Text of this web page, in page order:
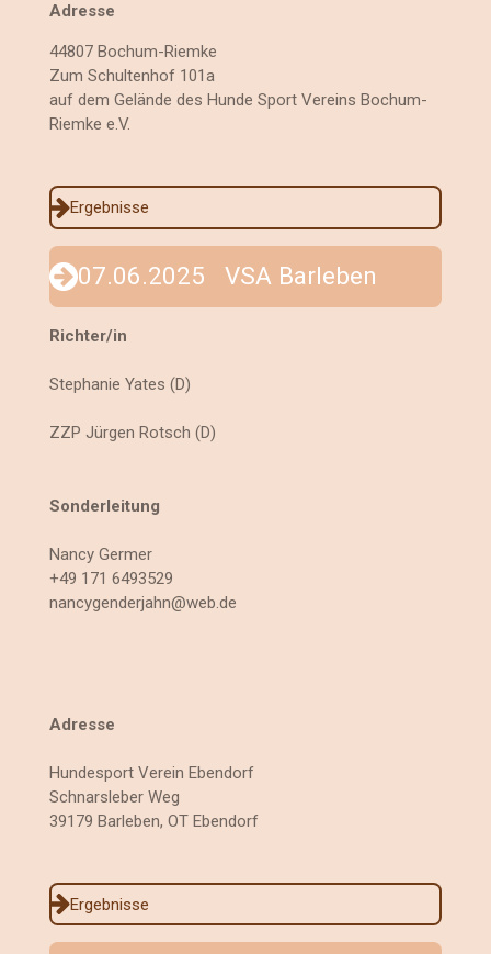
Adresse
44807 Bochum-Riemke
Zum Schultenhof 101a
auf dem Gelände des Hunde Sport Vereins Bochum-
Riemke e.V.
Ergebnisse
07.06.2025 VSA Barleben
Richter/in
Stephanie Yates (D)
ZZP Jürgen Rotsch (D)
Sonderleitung
Nancy Germer
+49 171 6493529
nancygenderjahn@web.de
Adresse
Hundesport Verein Ebendorf
Schnarsleber Weg
39179 Barleben, OT Ebendorf
Ergebnisse